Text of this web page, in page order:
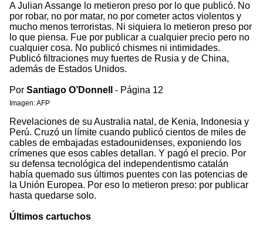
A Julian Assange lo metieron preso por lo que publicó. No
por robar, no por matar, no por cometer actos violentos y
mucho menos terroristas. Ni siquiera lo metieron preso por
lo que piensa. Fue por publicar a cualquier precio pero no
cualquier cosa. No publicó chismes ni intimidades.
Publicó filtraciones muy fuertes de Rusia y de China,
además de Estados Unidos.
Por Santiago O’Donnell - Página 12
Imagen: AFP
Revelaciones de su Australia natal, de Kenia, Indonesia y
Perú. Cruzó un límite cuando publicó cientos de miles de
cables de embajadas estadounidenses, exponiendo los
crímenes que esos cables detallan. Y pagó el precio. Por
su defensa tecnológica del independentismo catalán
había quemado sus últimos puentes con las potencias de
la Unión Europea. Por eso lo metieron preso: por publicar
hasta quedarse solo.
Últimos cartuchos